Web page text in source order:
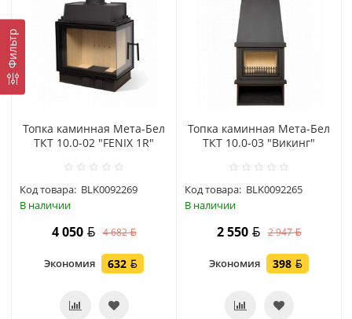
Фильтр
Топка каминная Мета-Бел
ТКТ 10.0-02 "FENIX 1R"
Код товара: BLK0092269
В наличии
4 050 4 682
Экономия 632
Топка каминная Мета-Бел
ТКТ 10.0-03 "Викинг"
Код товара: BLK0092265
В наличии
2 550 2 947
Экономия 398